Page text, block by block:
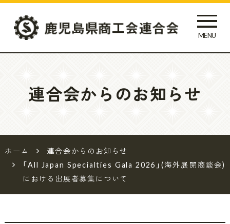
商工会連
MENU
連合会からのお知らせ
ホーム
連合会からのお知らせ
「All Japan Specialties Gala 2026」(海外展開商談会)
における出展者募集について